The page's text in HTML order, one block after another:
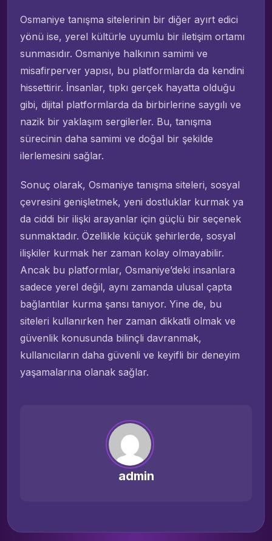
Osmaniye tanışma sitelerinin bir diğer ayırt edici
yönü ise, yerel kültürle uyumlu bir iletişim ortamı
sunmasıdır. Osmaniye halkının samimi ve
misafirperver yapısı, bu platformlarda da kendini
hissettirir. İnsanlar, tıpkı gerçek hayatta olduğu
gibi, dijital platformlarda da birbirlerine saygılı ve
nazik bir yaklaşım sergilerler. Bu, tanışma
sürecinin daha samimi ve doğal bir şekilde
ilerlemesini sağlar.
Sonuç olarak, Osmaniye tanışma siteleri, sosyal
çevresini genişletmek, yeni dostluklar kurmak ya
da ciddi bir ilişki arayanlar için güçlü bir seçenek
sunmaktadır. Özellikle küçük şehirlerde, sosyal
ilişkiler kurmak her zaman kolay olmayabilir.
Ancak bu platformlar, Osmaniye’deki insanlara
sadece yerel değil, aynı zamanda ulusal çapta
bağlantılar kurma şansı tanıyor. Yine de, bu
siteleri kullanırken her zaman dikkatli olmak ve
güvenlik konusunda bilinçli davranmak,
kullanıcıların daha güvenli ve keyifli bir deneyim
yaşamalarına olanak sağlar.
admin